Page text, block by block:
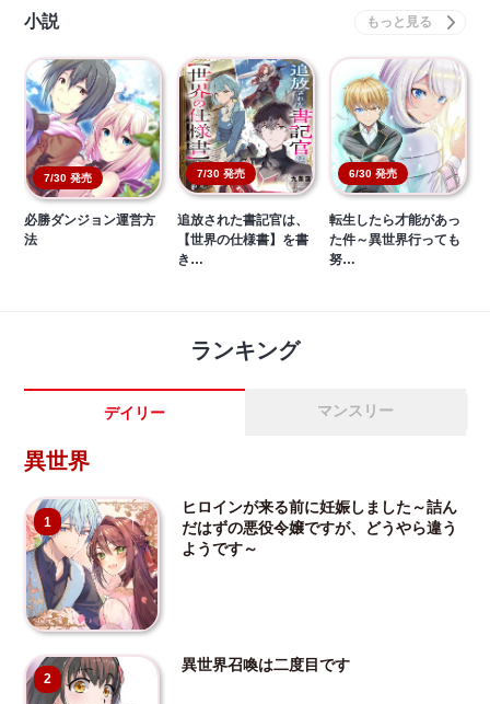
小説
7/30 発売
必勝ダンジョン運営方
法
7/30 発売
追放された書記官は、
【世界の仕様書】を書
き…
6/30 発売
転生したら才能があっ
た件～異世界行っても
努…
ランキング
デイリー マンスリー
異世界
1
ヒロインが来る前に妊娠しました～詰ん
だはずの悪役令嬢ですが、どうやら違う
ようです～
2
異世界召喚は二度目です